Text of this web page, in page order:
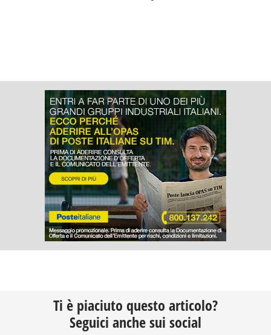
Ti è piaciuto questo articolo?
Seguici anche sui social